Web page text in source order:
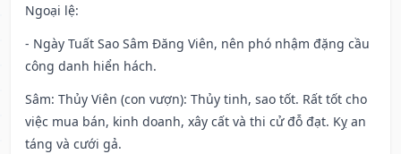
Ngoại lệ:
- Ngày Tuất Sao Sâm Đăng Viên, nên phó nhậm đặng cầu
công danh hiển hách.
Sâm: Thủy Viên (con vượn): Thủy tinh, sao tốt. Rất tốt cho
việc mua bán, kinh doanh, xây cất và thi cử đỗ đạt. Kỵ an
táng và cưới gả.